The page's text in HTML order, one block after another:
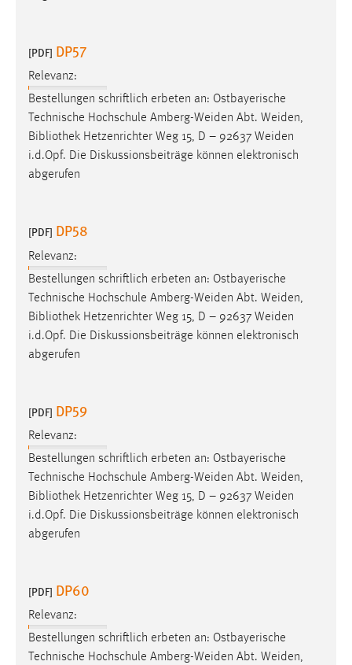
[PDF] DP57
Relevanz:
Bestellungen schriftlich erbeten an: Ostbayerische
Technische Hochschule Amberg-Weiden Abt. Weiden,
Bibliothek Hetzenrichter Weg 15, D – 92637 Weiden
i.d.Opf. Die Diskussionsbeiträge können elektronisch
abgerufen
[PDF] DP58
Relevanz:
Bestellungen schriftlich erbeten an: Ostbayerische
Technische Hochschule Amberg-Weiden Abt. Weiden,
Bibliothek Hetzenrichter Weg 15, D – 92637 Weiden
i.d.Opf. Die Diskussionsbeiträge können elektronisch
abgerufen
[PDF] DP59
Relevanz:
Bestellungen schriftlich erbeten an: Ostbayerische
Technische Hochschule Amberg-Weiden Abt. Weiden,
Bibliothek Hetzenrichter Weg 15, D – 92637 Weiden
i.d.Opf. Die Diskussionsbeiträge können elektronisch
abgerufen
[PDF] DP60
Relevanz:
Bestellungen schriftlich erbeten an: Ostbayerische
Technische Hochschule Amberg-Weiden Abt. Weiden,
Max. 13 Monate
MARKETING
Marketing Cookies werden von Drittanbietern
verwendet, um personalisierte Werbung anzuzeigen.
Sie tun dies, indem sie Besucher über Websites
Google Ads
Name:
_gcl_au
Anbieter:
Google Ireland Limited
Zweck:
3 Monate
Facebook Pixel
Name:
_fbp
Anbieter:
Zweck:
Cookie Laufzeit:
3 Monate